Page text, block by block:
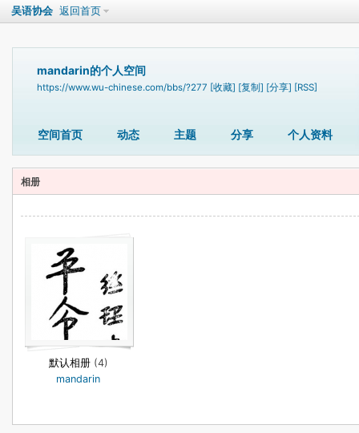
吴语协会 返回首页
mandarin的个人空间
https://www.wu-chinese.com/bbs/?277 [收藏] [复制] [分享] [RSS]
空间首页 动态 主题 分享 个人资料
相册
默认相册(4)
mandarin